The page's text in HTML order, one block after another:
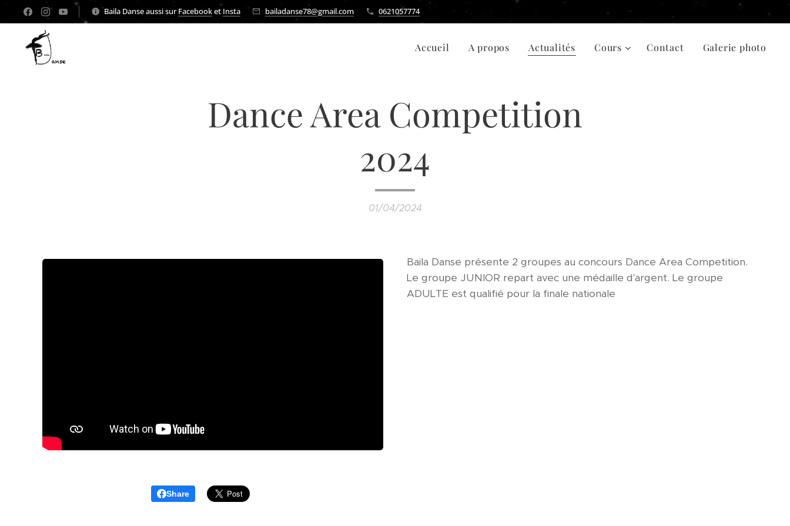
Baila Danse aussi surFacebooket Insta bailadanse78@gmail.com 0621057774
Accueil A propos Actualités Cours Contact Galerie photo
Dance Area Competition
2024
01/04/2024
Baila Danse présente 2 groupes au concours Dance Area Competition.
Le groupe JUNIOR repart avec une médaille d'argent. Le groupe
ADULTE est qualifié pour la finale nationale
Share